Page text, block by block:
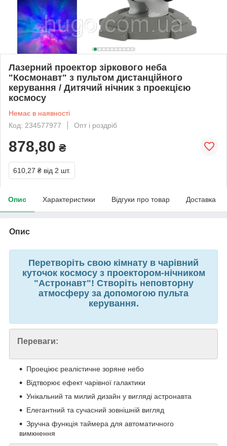
Лазерний проектор зіркового неба
"Космонавт" з пультом дистанційного
керування / Дитячий нічник з проекцією
космосу
Немає в наявності
Код: 234577977
Опт і роздріб
878,80 ₴
610,27 ₴ від 2 шт.
Опис Характеристики Відгуки про товар Доставка
Опис
Перетворіть свою кімнату в чарівний
куточок космосу з проектором-нічником
"Астронавт"! Створіть неповторну
атмосферу за допомогою пульта
керування.
Переваги:
Проеціює реалістичне зоряне небо
Відтворює ефект чарівної галактики
Унікальний та милий дизайн у вигляді астронавта
Елегантний та сучасний зовнішній вигляд
Зручна функція таймера для автоматичного
вимкнення